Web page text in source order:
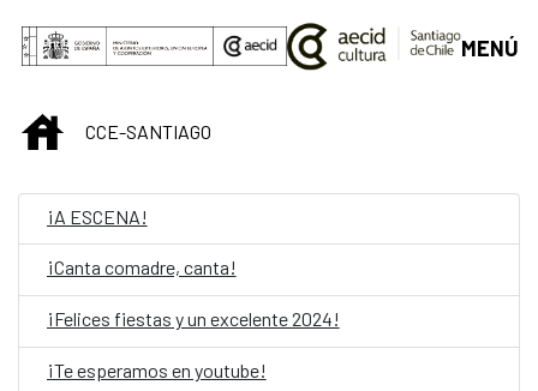
Skip to Main Content
MENÚ
INICIOCCE-SANTIAGO
¡A ESCENA!
¡Canta comadre, canta!
¡Felices fiestas y un excelente 2024!
¡Te esperamos en youtube!